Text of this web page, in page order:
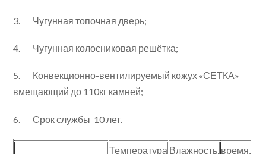
3. Чугунная топочная дверь;
4. Чугунная колосниковая решётка;
5. Конвекционно-вентилируемый кожух «СЕТКА»
вмещающий до 110кг камней;
6. Срок службы 10 лет.
Температура Влажность, время,